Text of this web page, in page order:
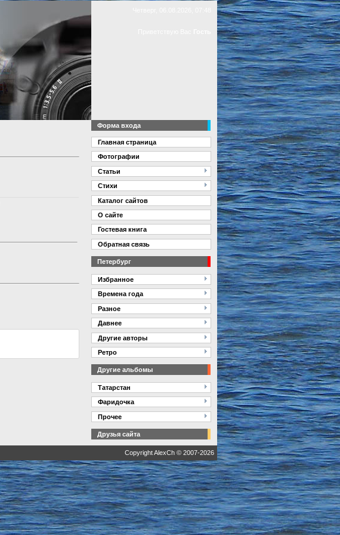
Форма входа
Главная страница
Фотографии
Статьи
Стихи
Каталог сайтов
О сайте
Гостевая книга
Обратная связь
Петербург
Избранное
Времена года
Разное
Давнее
Другие авторы
Ретро
Другие альбомы
Татарстан
Фаридочка
Прочее
Друзья сайта
Copyright AlexCh © 2007-2026